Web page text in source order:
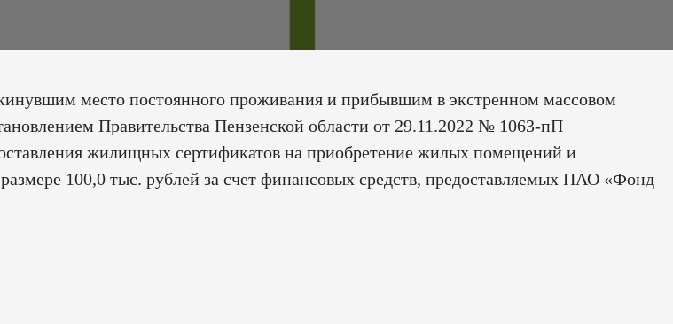
место постоянного проживания и прибывшим в экстренном массовом
Правительства Пензенской области от 29.11.2022 № 1063-пП
жилищных сертификатов на приобретение жилых помещений и
100,0 тыс. рублей за счет финансовых средств, предоставляемых ПАО «Фонд